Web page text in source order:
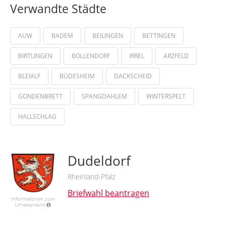
Verwandte Städte
AUW BADEM BEILINGEN BETTINGEN
BIRTLINGEN BOLLENDORF IRREL ARZFELD
BLEIALF BÜDESHEIM DACKSCHEID
GONDENBRETT SPANGDAHLEM WINTERSPELT
HALLSCHLAG
Informationen zum
Urheberrecht
Dudeldorf
Rheinland-Pfalz
Briefwahl beantragen